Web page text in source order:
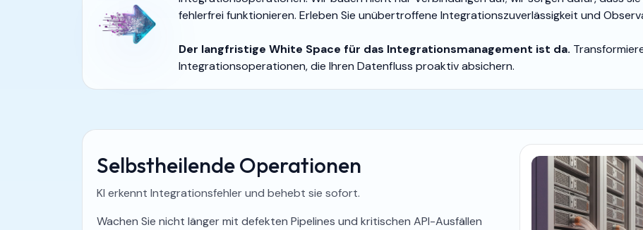
fehlerfrei funktionieren. Erleben Sie unübertroffene Integrationszuverlässigkeit und
Der langfristige White Space für das Integrationsmanagement ist da.
Integrationsoperationen, die Ihren Datenfluss proaktiv absichern.
Selbstheilende Operationen
KI erkennt Integrationsfehler und behebt sie sofort.
Wachen Sie nicht länger mit defekten Pipelines und kritischen API-Ausfällen